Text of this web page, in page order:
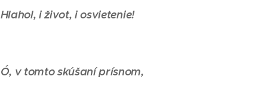
Hlahol, i život, i osvietenie!
Ó, v tomto skúšaní prísnom,